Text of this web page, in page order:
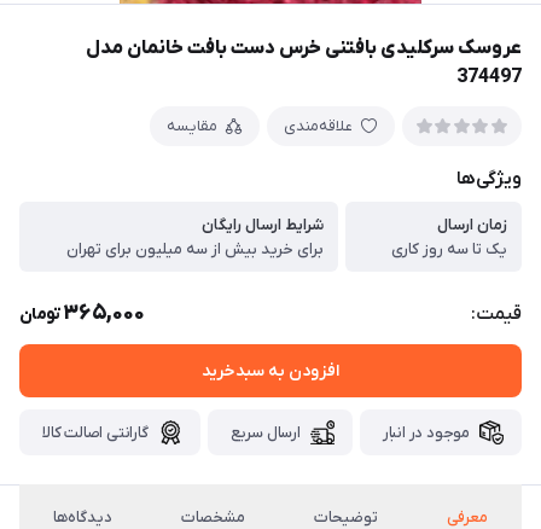
عروسک سرکلیدی بافتنی خرس دست بافت خانمان مدل
374497
علاقه‌مندی مقایسه
ویژگی‌ها
زمان ارسال
یک تا سه روز کاری
شرایط ارسال رایگان
برای خرید بیش از سه میلیون برای تهران
قیمت: 365,000تومان
افزودن به سبدخرید
موجود در انبار ارسال سریع گارانتی اصالت کالا
معرفی توضیحات مشخصات دیدگاه‌ها